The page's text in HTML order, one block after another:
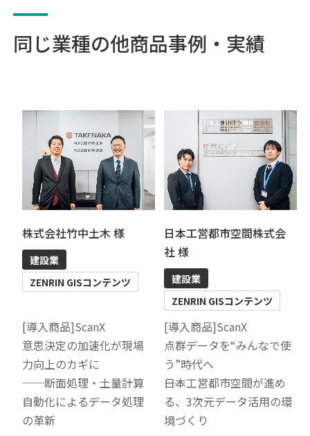
同じ業種の他商品事例・実績
株式会社竹中土木 様
建設業
ZENRIN GISコンテンツ
[導入商品]ScanX
意思決定の加速化が現場
力向上のカギに
──断面処理・土量計算
自動化によるデータ処理
の革新
日本工営都市空間株式会
社 様
建設業
ZENRIN GISコンテンツ
[導入商品]ScanX
点群データを“みんなで使
う”時代へ
――日本工営都市空間が進め
る、3次元データ活用の環
境づくり